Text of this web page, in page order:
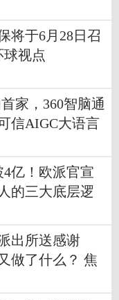
将于6月28日召
球视点
家，360智脑通
信AIGC大语言
亿！欧派官宣
的三大底层逻
出所送感谢
做了什么？ 焦